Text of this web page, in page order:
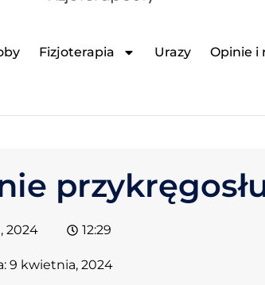
Fizjoterapia Urazy Opinie i
2024 12:29
9 kwietnia, 2024